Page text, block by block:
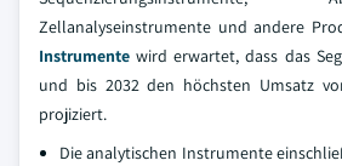
Zellanalyseinstrumente und andere
Instrumente wird erwartet, dass das
und bis 2032 den höchsten Umsatz
projiziert.
Die analytischen Instrumente